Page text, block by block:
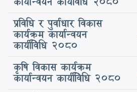
प्रविधि र पुर्वाधार विकास
कार्यक्रम कार्यान्वयन
कार्यवििधि 2080
कृषि विकास कार्यक्रम
कार्यान्वयन कार्यवििधि 2080